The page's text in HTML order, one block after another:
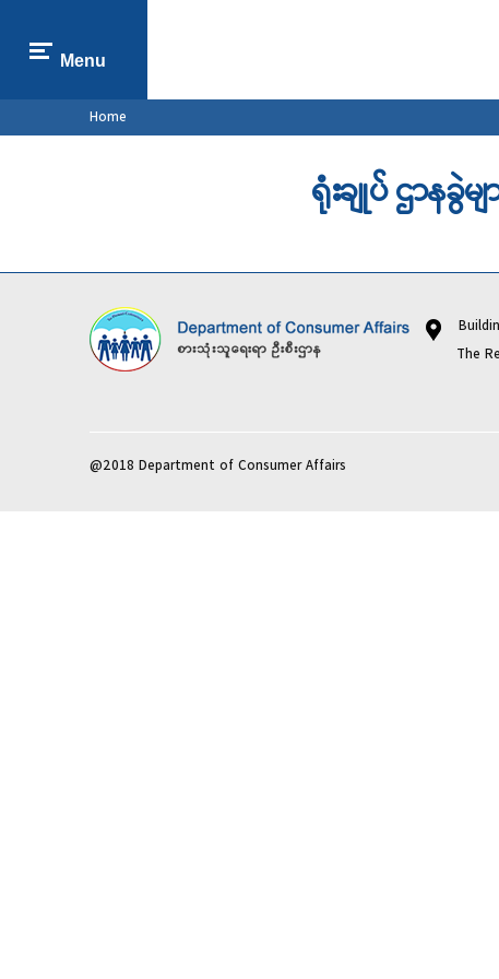
Menu
You are here
Home
ရုံးချုပ် ဌာန
The
@2018 Department of Consumer Affairs